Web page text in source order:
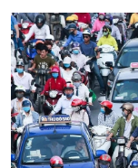
Pháp luật và đời